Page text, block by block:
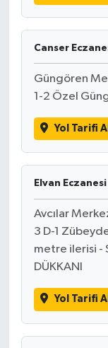
Canser
Güngören
1-2 Özel
Yol Tarifi Al
Elvan Eczanesi
Avcılar
3 D-1
metre ilerisi -
DÜKKANI
Yol Tarifi Al